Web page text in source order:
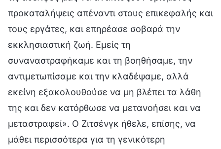
προκαταλήψεις απέναντι στους επικεφαλής και
τους εργάτες, και επηρέασε σοβαρά την
εκκλησιαστική ζωή. Εμείς τη
συναναστραφήκαμε και τη βοηθήσαμε, την
αντιμετωπίσαμε και την κλαδέψαμε, αλλά
εκείνη εξακολουθούσε να μη βλέπει τα λάθη
της και δεν κατόρθωσε να μετανοήσει και να
μεταστραφεί». Ο Ζιτσένγκ ήθελε, επίσης, να
μάθει περισσότερα για τη γενικότερη